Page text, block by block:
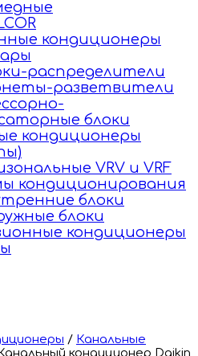
кондиционеры
распределители
разветвители
блоки
кондиционеры
VRV и VRF
кондиционирования
блоки
блоки
кондиционеры
/ Канальные
кондиционер Daikin